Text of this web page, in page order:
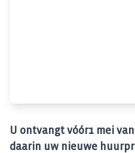
U ontvangt vóór1 mei
daarin uw nieuwe